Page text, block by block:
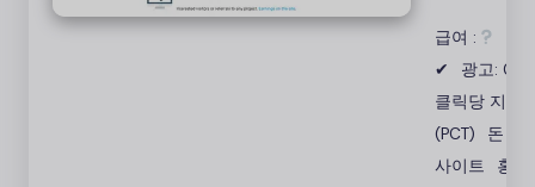
매할 수 있
다.
급여 :
✔
광고: 0%
클릭당 지불
(PCT)
돈 버
사이트
홍보